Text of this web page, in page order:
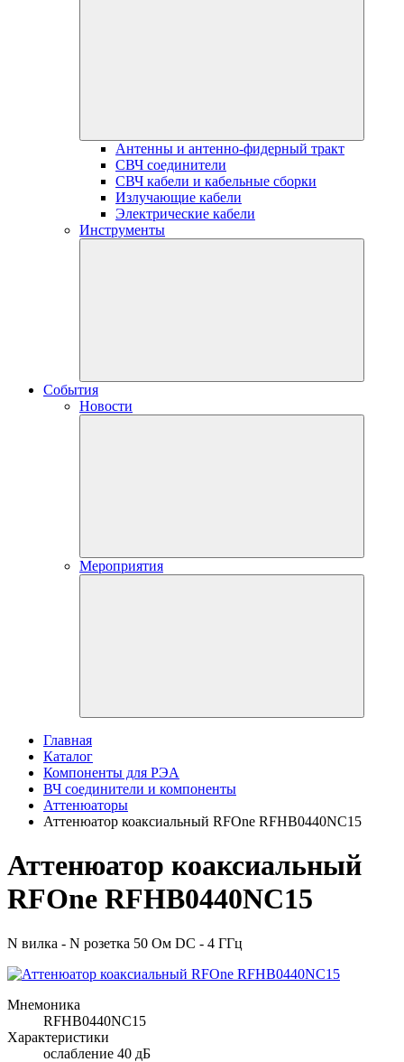
Антенны и антенно-фидерный тракт
СВЧ соединители
СВЧ кабели и кабельные сборки
Излучающие кабели
Электрические кабели
Инструменты
События
Новости
Мероприятия
Главная
Каталог
Компоненты для РЭА
ВЧ соединители и компоненты
Аттенюаторы
Аттенюатор коаксиальный RFOne RFHB0440NC15
Аттенюатор коаксиальный
RFOne RFHB0440NC15
N вилка - N розетка 50 Ом DC - 4 ГГц
Мнемоника
RFHB0440NC15
Характеристики
ослабление 40 дБ